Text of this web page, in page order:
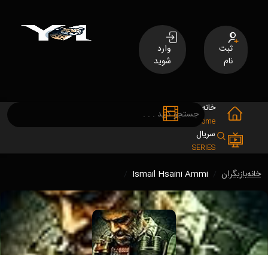
ثبت
نام
وارد
شوید
خانه
Home
سریال
SERIES
خانهبازیگران Ismail Hsaini Ammi